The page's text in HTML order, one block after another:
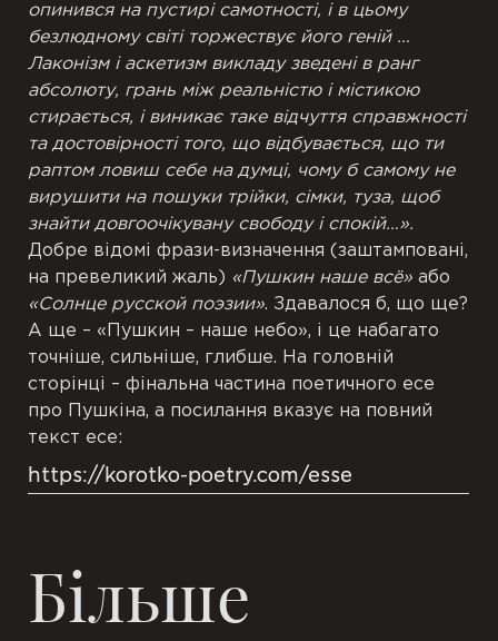
опинився на пустирі самотності, і в цьому
безлюдному світі торжествує його геній …
Лаконізм і аскетизм викладу зведені в ранг
абсолюту, грань між реальністю і містикою
стирається, і виникає таке відчуття справжності
та достовірності того, що відбувається, що ти
раптом ловиш себе на думці, чому б самому не
вирушити на пошуки трійки, сімки, туза, щоб
знайти довгоочікувану свободу і спокій…».
Добре відомі фрази-визначення (заштамповані,
на превеликий жаль) «Пушкин наше всё» або
«Солнце русской поэзии». Здавалося б, що ще?
А ще – «Пушкин – наше небо», і це набагато
точніше, сильніше, глибше. На головній
сторінці – фінальна частина поетичного есе
про Пушкіна, а посилання вказує на повний
текст есе:
https://korotko-poetry.com/esse
Більше